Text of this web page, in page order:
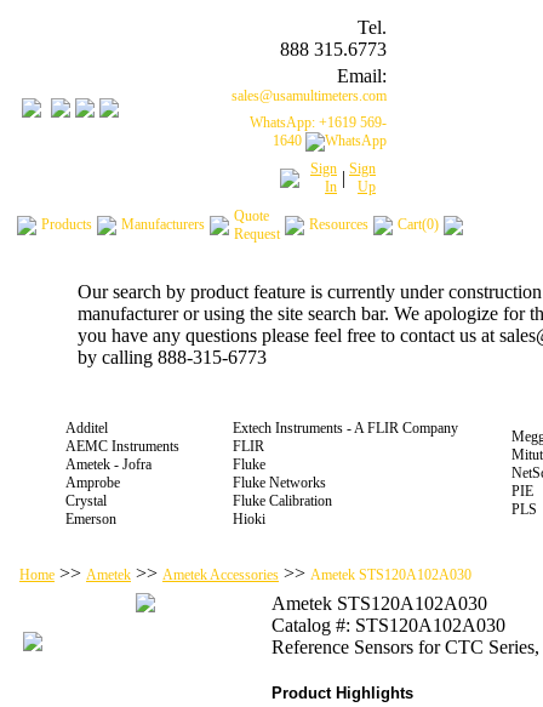
Tel.
888 315.6773
Email:
sales@usamultimeters.com
WhatsApp: +1619 569-
1640
Sign
In | Sign
Up
Products Manufacturers
Quote
Request
Resources Cart(0)
Our search by product feature is currently under
manufacturer or using the site search bar. We apologize for
you have any questions please feel free to contact us at
by calling 888-315-6773
Additel
AEMC Instruments
Ametek - Jofra
Amprobe
Crystal
Emerson
Extech Instruments - A FLIR Company
FLIR
Fluke
Fluke Networks
Fluke Calibration
Hioki
PIE
PLS
Home >> Ametek >> Ametek Accessories >> Ametek STS120A102A030
Ametek STS120A102A030
Catalog #: STS120A102A030
Reference Sensors for CTC
Product Highlights